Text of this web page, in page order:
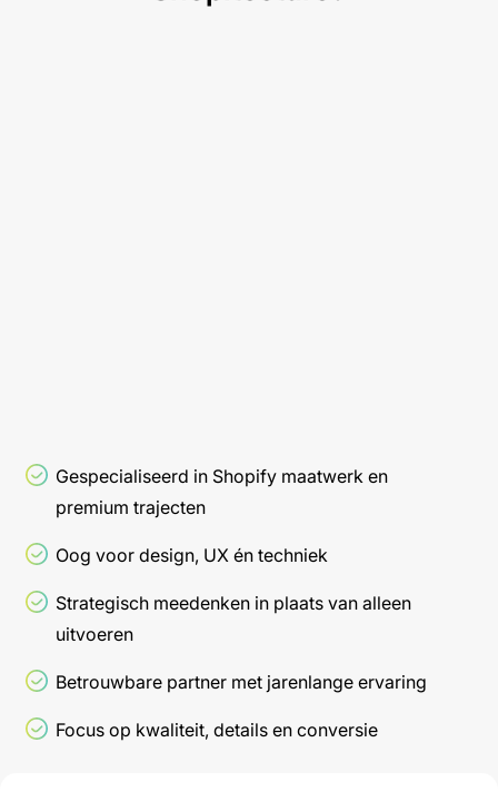
Gespecialiseerd in Shopify maatwerk en
premium trajecten
Oog voor design, UX én techniek
Strategisch meedenken in plaats van alleen
uitvoeren
Betrouwbare partner met jarenlange ervaring
Focus op kwaliteit, details en conversie